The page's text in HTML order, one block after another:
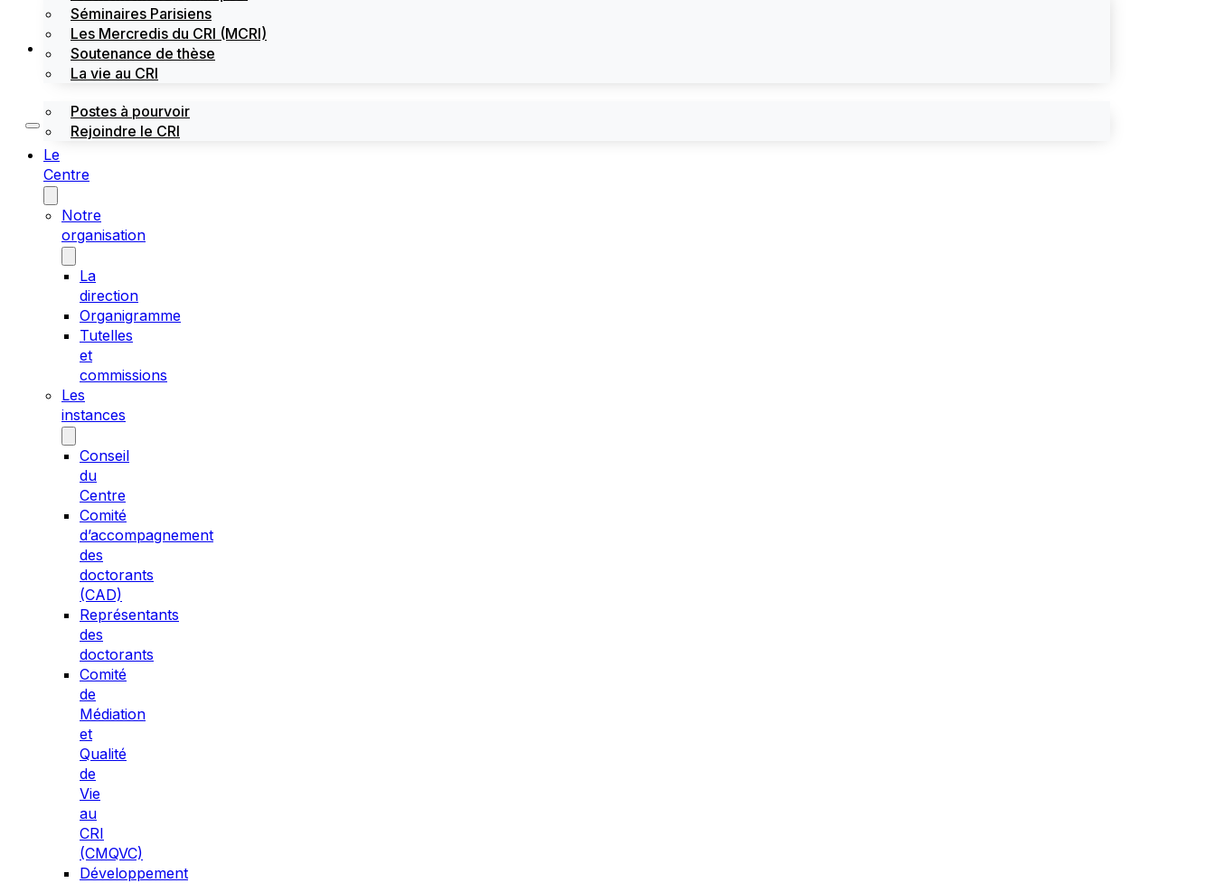
Séminaires Parisiens
Les Mercredis du CRI (MCRI)
Soutenance de thèse
La vie au CRI
Emploi / stages
Postes à pourvoir
Rejoindre le CRI
Le
Centre
Notre
organisation
La
direction
Organigramme
Tutelles
et
commissions
Les
instances
Conseil
du
Centre
Comité
d’accompagnement
des
doctorants
(CAD)
Représentants
des
doctorants
Comité
de
Médiation
et
Qualité
de
Vie
au
CRI
(CMQVC)
Développement